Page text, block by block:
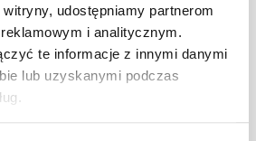
udostępniamy partnerom
i analitycznym.
te informacje z innymi danymi
lub uzyskanymi podczas
JM ILOŚĆ
Folia NT mdm
Ventia N